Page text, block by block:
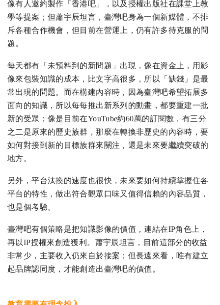
像有人邀約製作「香港吧」，以及授權出版社在課堂上教
學等提案；但蕭宇辰坦言，臺灣吧身為一個新媒體，不排
斥各種合作機會，但目前在營運上，仍有許多待克服的問
題。
每天都有「未預料到的新問題」出現，像在資金上，用影
像來包裝知識的成本，比文字高很多，所以「缺錢」是最
常出現的問題。而在構建內容時，因為臺灣吧希望拓展多
面向的知識，所以每每推出新系列的動畫，都要重建一批
新的受眾；像是目前在YouTube約60萬的訂閱數，有三分
之二是原來的歷史族群，那麼在轉換非歷史的內容時，要
如何對接到新的目標族群來關注，還是未來要繼續突破的
地方。
另外，平台汰換的速度也很快，未來要如何持續掌握住各
平台的特性，做出符合觀眾口味又值得信賴的內容品質，
也是個考驗。
臺灣吧有個策略是把知識影像的價值，連結在IP角色上，
再以IP授權來創造獲利。蕭宇辰坦言，目前這部分的收益
非常少，主要收入仍來自於接案；但長遠來看，唯有建立
起品牌認同度，才能創造出臺灣吧的價值。